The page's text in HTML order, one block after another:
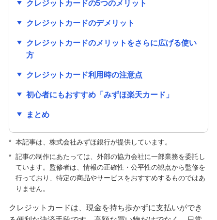
クレジットカードの審査項目は？時間や必要書
類、落ちる理由を解説
クレジットカードの番号にはどのような意味があ
るの？流出リスクと対策も紹介
クレジットカードの有効期限はどのくらい？更新
時の手続きも分かりやすく紹介
クレジットカードの種類はどう選ぶ？主な種類や
クレジットカードの手数料が発生するのはどんな
とき？手数料なしで利用する方法も紹介
キャッシュカードとクレジットカードの違いは？
クレジットカードの5つのメリット
クレジットカードのデメリット
クレジットカードのメリットをさらに広げる使い
方
クレジットカード利用時の注意点
初心者にもおすすめ「みずほ楽天カード」
まとめ
* 本記事は、株式会社みずほ銀行が提供しています。
* 記事の制作にあたっては、外部の協力会社に一部業務を委託し
ています。監修者は、情報の正確性・公平性の観点から監修を
行っており、特定の商品やサービスをおすすめするものではあ
りません。
クレジットカードは、現金を持ち歩かずに支払いができ